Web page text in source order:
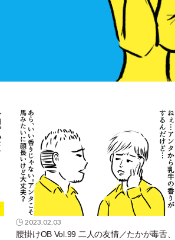
2023.02.03
腰掛けOB Vol.99 二人の友情／たかが毒舌、